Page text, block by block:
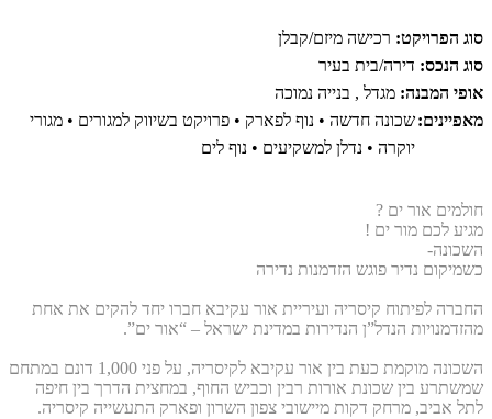
סוג הפרויקט: רכישה מיזם/קבלן
סוג הנכס: דירה/בית בעיר
אופי המבנה: מגדל , בנייה נמוכה
מאפיינים:שכונה חדשה • נוף לפארק • פרויקט בשיווק למגורים • מגורי
יוקרה • נדלן למשקיעים • נוף לים
חולמים אור ים ?
מגיע לכם מור ים !
השכונה-
כשמיקום נדיר פוגש הזדמנות נדירה
החברה לפיתוח קיסריה ועיריית אור עקיבא חברו יחד להקים את אחת
מהזדמנויות הנדל”ן הנדירות במדינת ישראל – “אור ים”.
השכונה מוקמת כעת בין אור עקיבא לקיסריה, על פני 1,000 דונם במתחם
שמשתרע בין שכונת אורות רבין וכביש החוף, במחצית הדרך בין חיפה
לתל אביב, מרחק דקות מיישובי צפון השרון ופארק התעשייה קיסריה.